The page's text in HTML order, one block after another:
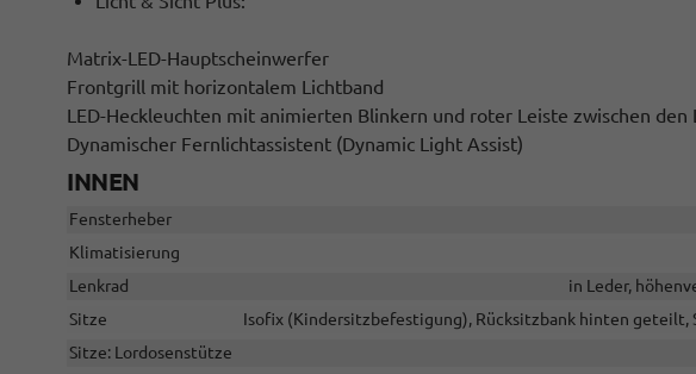
Matrix-LED-Hauptscheinwerfer
Frontgrill mit horizontalem Lichtband
LED-Heckleuchten mit animierten Blinkern und roter Leiste zwischen den
Dynamischer Fernlichtassistent (Dynamic Light Assist)
INNEN
Fensterheber
Klimatisierung
Lenkrad
in Leder,
Sitze
Isofix (Kindersitzbefestigung), Rücksitzbank hinten geteilt,
Sitze: Lordosenstütze